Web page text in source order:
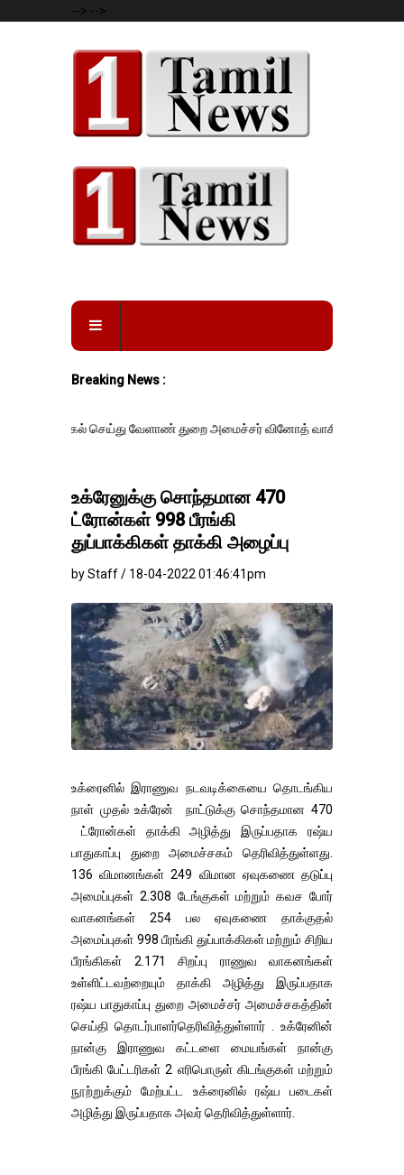
--> -->
Breaking News :
செய்து வேளாண் துறை அமைச்சர் வினோத் வாசித்து வருகிறார். �.
உக்ரேனுக்கு சொந்தமான 470
ட்ரோன்கள் 998 பீரங்கி
துப்பாக்கிகள் தாக்கி அழைப்பு
by Staff / 18-04-2022 01:46:41pm
உக்ரைனில் இராணுவ நடவடிக்கையை தொடங்கிய
நாள் முதல் உக்ரேன் நாட்டுக்கு சொந்தமான 470
ட்ரோன்கள் தாக்கி அழித்து இருப்பதாக ரஷ்ய
பாதுகாப்பு துறை அமைச்சகம் தெரிவித்துள்ளது.
136 விமானங்கள் 249 விமான ஏவுகணை தடுப்பு
அமைப்புகள் 2.308 டேங்குகள் மற்றும் கவச போர்
வாகனங்கள் 254 பல ஏவுகணை தாக்குதல்
அமைப்புகள் 998 பீரங்கி துப்பாக்கிகள் மற்றும் சிறிய
பீரங்கிகள் 2.171 சிறப்பு ராணுவ வாகனங்கள்
உள்ளிட்டவற்றையும் தாக்கி அழித்து இருப்பதாக
ரஷ்ய பாதுகாப்பு துறை அமைச்சர் அமைச்சகத்தின்
செய்தி தொடர்பாளர்தெரிவித்துள்ளார் . உக்ரேனின்
நான்கு இராணுவ கட்டளை மையங்கள் நான்கு
பீரங்கி பேட்டரிகள் 2 எரிபொருள் கிடங்குகள் மற்றும்
நூற்றுக்கும் மேற்பட்ட உக்ரைனில் ரஷ்ய படைகள்
அழித்து இருப்பதாக அவர் தெரிவித்துள்ளார்.